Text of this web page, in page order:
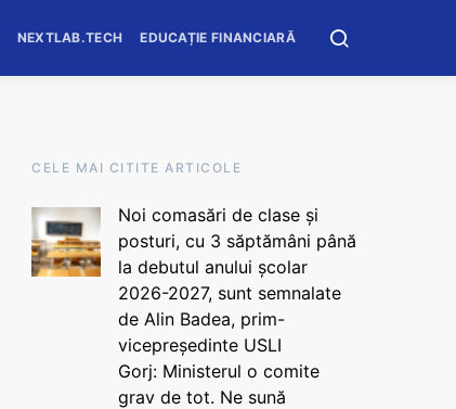
NEXTLAB.TECH EDUCAȚIE FINANCIARĂ
CELE MAI CITITE ARTICOLE
Noi comasări de clase și
posturi, cu 3 săptămâni până
la debutul anului școlar
2026-2027, sunt semnalate
de Alin Badea, prim-
vicepreședinte USLI
Gorj: Ministerul o comite
grav de tot. Ne sună